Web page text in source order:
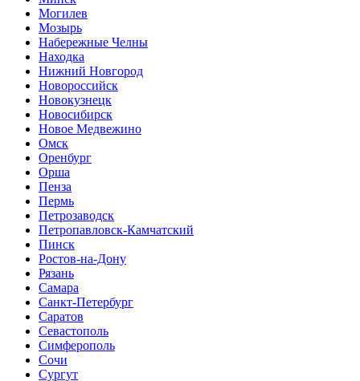
Могилев
Мозырь
Набережные Челны
Находка
Нижний Новгород
Новороссийск
Новокузнецк
Новосибирск
Новое Медвежино
Омск
Оренбург
Орша
Пенза
Пермь
Петрозаводск
Петропавловск-Камчатский
Пинск
Ростов-на-Дону
Рязань
Самара
Санкт-Петербург
Саратов
Севастополь
Симферополь
Сочи
Сургут